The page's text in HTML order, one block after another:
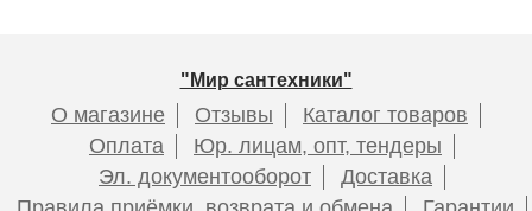
"Мир сантехники"
О магазине Отзывы
Каталог товаров
Оплата
Юр. лицам, опт, тендеры
Эл. документооборот
Доставка